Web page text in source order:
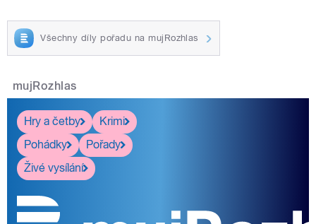
Všechny díly pořadu na mujRozhlas
mujRozhlas
Hry a četby
Krimi
Pohádky
Pořady
Živé vysílání